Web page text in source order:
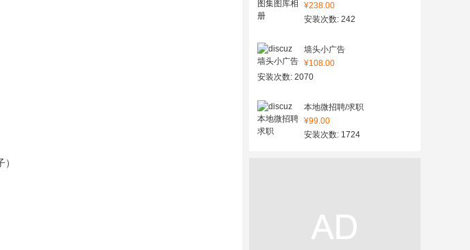
¥238.00
安装次数: 242
墙头小广告
¥108.00
安装次数: 2070
本地微招聘/求职
¥99.00
安装次数: 1724